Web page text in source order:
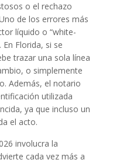
o el rechazo
de los errores más
líquido o “white-
Florida, si se
trazar una sola línea
o simplemente
Además, el notario
utilizada
ya que incluso un
el acto.
involucra la
cada vez más a